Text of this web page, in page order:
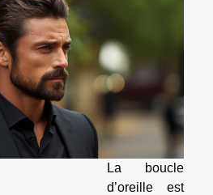
La boucle
d’oreille est